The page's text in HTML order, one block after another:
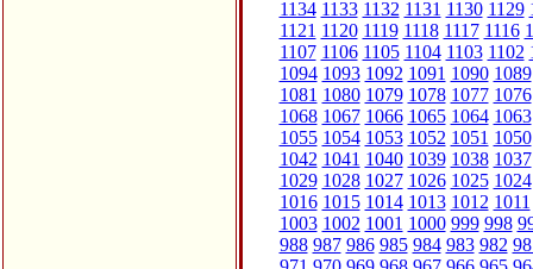
1134 1133 1132 1131 1130 1129
1121 1120 1119 1118 1117 1116
1107 1106 1105 1104 1103 1102
1094 1093 1092 1091 1090 1089
1081 1080 1079 1078 1077 1076
1068 1067 1066 1065 1064 1063
1055 1054 1053 1052 1051 1050
1042 1041 1040 1039 1038 1037
1029 1028 1027 1026 1025 1024
1016 1015 1014 1013 1012 1011
1003 1002 1001 1000 999 998
988 987 986 985 984 983 982